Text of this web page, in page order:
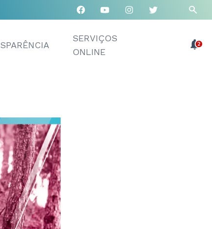
SERVIÇOS
ONLINE
2